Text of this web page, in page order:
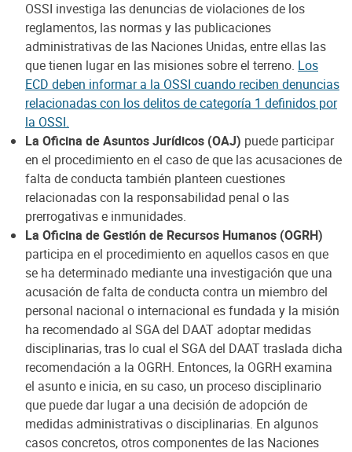
OSSI investiga las denuncias de violaciones de los
reglamentos, las normas y las publicaciones
administrativas de las Naciones Unidas, entre ellas las
que tienen lugar en las misiones sobre el terreno. Los
ECD deben informar a la OSSI cuando reciben denuncias
relacionadas con los delitos de categoría 1 definidos por
la OSSI.
La Oficina de Asuntos Jurídicos (OAJ) puede participar
en el procedimiento en el caso de que las acusaciones de
falta de conducta también planteen cuestiones
relacionadas con la responsabilidad penal o las
prerrogativas e inmunidades.
La Oficina de Gestión de Recursos Humanos (OGRH)
participa en el procedimiento en aquellos casos en que
se ha determinado mediante una investigación que una
acusación de falta de conducta contra un miembro del
personal nacional o internacional es fundada y la misión
ha recomendado al SGA del DAAT adoptar medidas
disciplinarias, tras lo cual el SGA del DAAT traslada dicha
recomendación a la OGRH. Entonces, la OGRH examina
el asunto e inicia, en su caso, un proceso disciplinario
que puede dar lugar a una decisión de adopción de
medidas administrativas o disciplinarias. En algunos
casos concretos, otros componentes de las Naciones